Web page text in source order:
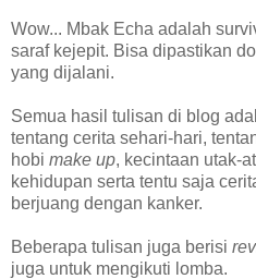
Wow... Mbak Echa adalah
saraf kejepit. Bisa dipastikan
yang dijalani.
Semua hasil tulisan di blog
tentang cerita sehari-hari,
hobi make up, kecintaan utak-
kehidupan serta tentu saja
berjuang dengan kanker.
Beberapa tulisan juga berisi
juga untuk mengikuti lomba.